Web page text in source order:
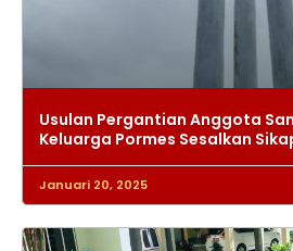
Usulan Pergantian Anggota
Keluarga Pormes Sesalkan
Januari 20, 2025